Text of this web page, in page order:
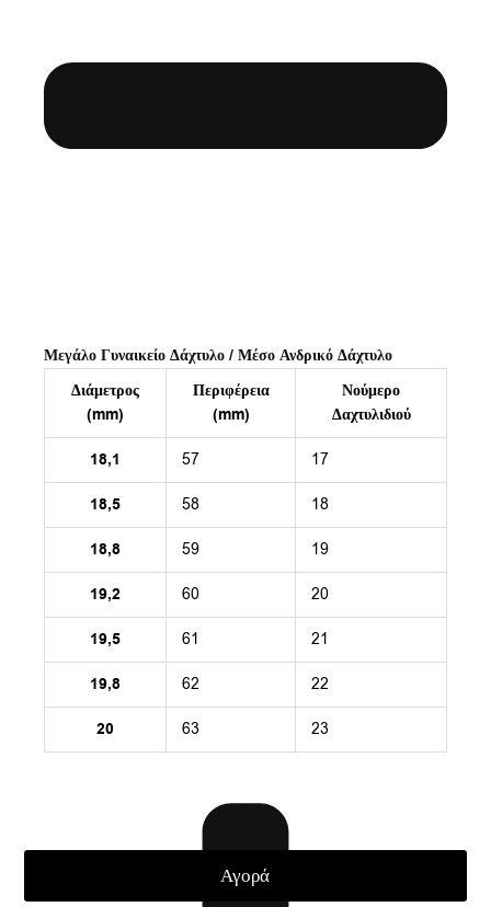
Αγορά
Μεγάλο Γυναικείο Δάχτυλο / Μέσο Ανδρικό Δάχτυλο
Διάμετρος
(mm)
Περιφέρεια
(mm)
Νούμερο
Δαχτυλιδιού
18,1 57 17
18,5 58 18
18,8 59 19
19,2 60 20
19,5 61 21
19,8 62 22
20 63 23